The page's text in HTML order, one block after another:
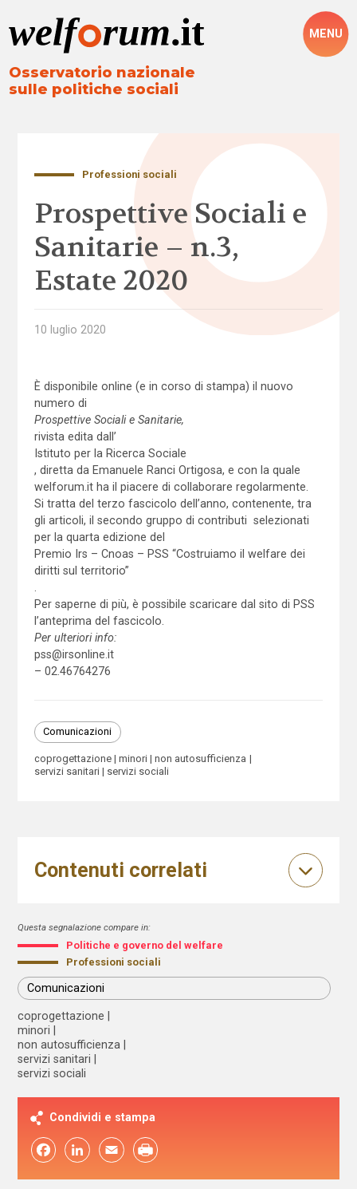
Osservatorio nazionale
sulle politiche sociali
MENU
Professioni sociali
Prospettive Sociali e
Sanitarie – n.3,
Estate 2020
10 luglio 2020
È disponibile online (e in corso di stampa) il nuovo
numero di
Prospettive Sociali e Sanitarie,
rivista edita dall’
Istituto per la Ricerca Sociale
, diretta da Emanuele Ranci Ortigosa, e con la quale
welforum.it ha il piacere di collaborare regolarmente.
Si tratta del terzo fascicolo dell’anno, contenente, tra
gli articoli, il secondo gruppo di contributi selezionati
per la quarta edizione del
Premio Irs – Cnoas – PSS “Costruiamo il welfare dei
diritti sul territorio”
Per saperne di più, è possibile scaricare dal sito di PSS
l’anteprima del fascicolo.
Per ulteriori info:
pss@irsonline.it
– 02.46764276
Comunicazioni
coprogettazione minori
non autosufficienza
servizi sanitari
servizi sociali
Contenuti correlati
Questa segnalazione compare in:
Politiche e governo del welfare
Professioni sociali
Comunicazioni
coprogettazione
minori
non autosufficienza
servizi sanitari
servizi sociali
Condividi e stampa
FacebookLinkedIn Email